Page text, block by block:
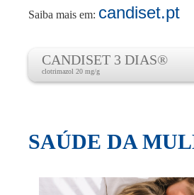
Saiba mais em: candiset.pt
CANDISET 3 DIAS®
clotrimazol 20 mg/g
SAÚDE DA